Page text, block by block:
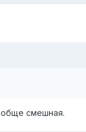
смешная.